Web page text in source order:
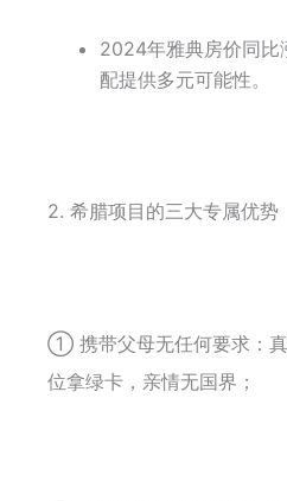
2024年雅典房价同比
配提供多元可能性。
2. 希腊项目的三大专属优势
① 携带父母无任何要求：
位拿绿卡，亲情无国界；